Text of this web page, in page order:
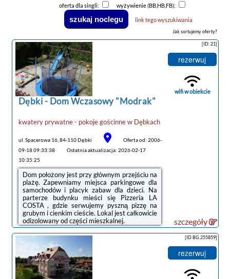
oferta dla singli:
wyżywienie (BB,HB,FB):
link tego wyszukiwania
Jak sortujemy oferty?
tanie noclegi
Dębki - Dom Wczasowy "Modrak"
kwatery prywatne - pokoje gościnnew Dębkach
ul. Spacerowa 16, 84-110 Dębki
Oferta od: 2006-
09-18 09:33:38
Ostatnia aktualizacja: 2026-02-17
10:35:25
Dom położony jest przy głównym przejściu na
plażę. Zapewniamy miejsca parkingowe dla
samochodów i placyk zabaw dla dzieci. Na
parterze budynku mieści się Pizzeria LA
COSTA , gdzie serwujemy pyszną pizzę na
grubym i cienkim cieście. Lokal jest całkowicie
odizolowany od części mieszkalnej.
Pokoje 2-3-4 osobowe znajdują się na piętrze.
Każdy pokój ma swoją łazienkę, odbiornik TV
i radio-budzik. Do wyposażenia należą też
kubki, talerze, sztućce i czajnik
bezprzewodowy. Na korytarzu znajduje się
kuchnia z dwu palnikową płytą gazową i
lodówką. Zapewniamy miłą obsługę.
[ID: 21]
rezerwuj
wifi w obiekcie
szczegóły
[ID BG.255859]
rezerwuj